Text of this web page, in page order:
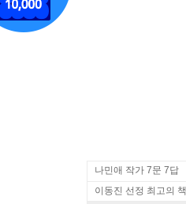
나민애 작가 7문 7답
이동진 선정 최고의 책